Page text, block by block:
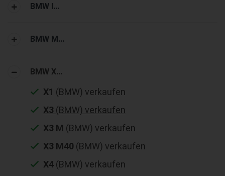
BMW I...
BMW M...
BMW X...
X1 (BMW) verkaufen
X3 (BMW) verkaufen
X3 M (BMW) verkaufen
X3 M40 (BMW) verkaufen
X4 (BMW) verkaufen